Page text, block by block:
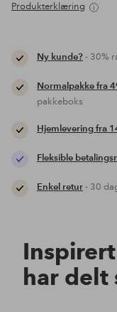
Produkterklæring
Ny kunde?- 30%
Normalpakke fra
pakkeboks
Hjemlevering fra
Fleksible
Enkel retur- 30
har delt